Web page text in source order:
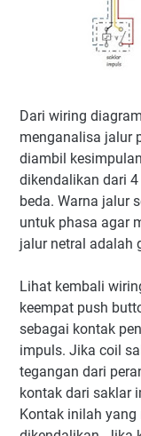
Dari wiring
menganalisa jalur
diambil
dikendalikan dari
beda. Warna jalur
untuk phasa agar
jalur netral adalah
Lihat kembali
keempat push
sebagai kontak
impuls. Jika coil
tegangan dari
kontak dari saklar
Kontak inilah